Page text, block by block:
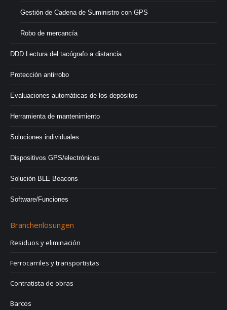
Gestión de Cadena de Suministro con GPS
Robo de mercancía
DDD Lectura del tacógrafo a distancia
Protección antirrobo
Evaluaciones automáticas de los depósitos
Herramienta de mantenimiento
Soluciones individuales
Dispositivos GPS/electrónicos
Solución BLE Beacons
Software/Funciones
Branchenlösungen
Residuos y eliminación
Ferrocarriles y transportistas
Contratista de obras
Barcos